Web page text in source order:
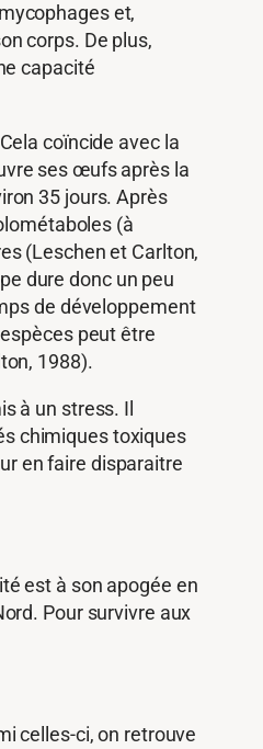
et,
corps. De plus,
capacité
coïncide avec la
ses œufs après la
35 jours. Après
(à
(Leschen et Carlton,
dure donc un peu
de développement
peut être
1988).
à un stress. Il
chimiques toxiques
en faire disparaitre
est à son apogée en
Pour survivre aux
celles-ci, on retrouve